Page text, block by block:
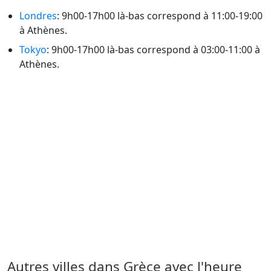
Londres: 9h00-17h00 là-bas correspond à 11:00-19:00
à Athènes.
Tokyo: 9h00-17h00 là-bas correspond à 03:00-11:00 à
Athènes.
Autres villes dans Grèce avec l'heure